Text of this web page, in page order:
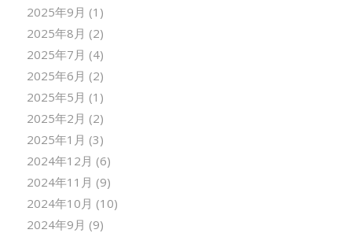
2025年9月 (1)
2025年8月 (2)
2025年7月 (4)
2025年6月 (2)
2025年5月 (1)
2025年2月 (2)
2025年1月 (3)
2024年12月 (6)
2024年11月 (9)
2024年10月 (10)
2024年9月 (9)